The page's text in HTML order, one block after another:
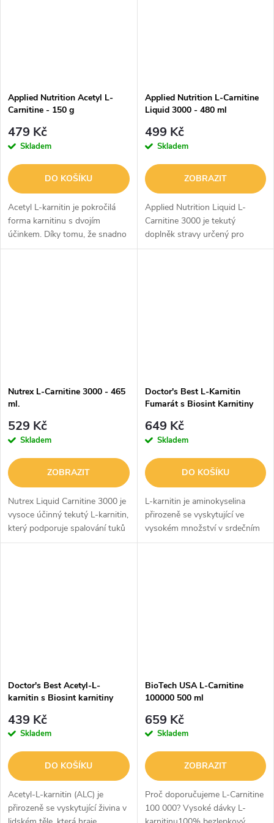
Applied Nutrition Acetyl L-
Carnitine - 150 g
479 Kč
Skladem
DO KOŠÍKU
Acetyl L-karnitin je pokročilá
forma karnitinu s dvojím
účinkem. Díky tomu, že snadno
prochází hematoencefalickou
Applied Nutrition L-Carnitine
Liquid 3000 - 480 ml
499 Kč
Skladem
ZOBRAZIT
Applied Nutrition Liquid L-
Carnitine 3000 je tekutý
doplněk stravy určený pro
podporu spalování tuků 🔥,
Nutrex L-Carnitine 3000 - 465
ml.
529 Kč
Skladem
ZOBRAZIT
Nutrex Liquid Carnitine 3000 je
vysoce účinný tekutý L-karnitin,
který podporuje spalování tuků
tím, že napomáhá transportu
Doctor's Best L-Karnitin
Fumarát s Biosint Karnitiny
649 Kč
Skladem
DO KOŠÍKU
L-karnitin je aminokyselina
přirozeně se vyskytující ve
vysokém množství v srdečním
a kosterním svalstvu. Jeho
Doctor's Best Acetyl-L-
karnitin s Biosint karnitiny
439 Kč
Skladem
DO KOŠÍKU
Acetyl-L-karnitin (ALC) je
přirozeně se vyskytující živina v
BioTech USA L-Carnitine
100000 500 ml
659 Kč
Skladem
ZOBRAZIT
Proč doporučujeme L-Carnitine
100 000? Vysoké dávky L-